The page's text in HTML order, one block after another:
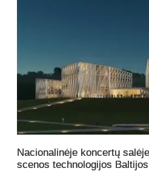
Nacionalinėje koncertų
scenos technologijos